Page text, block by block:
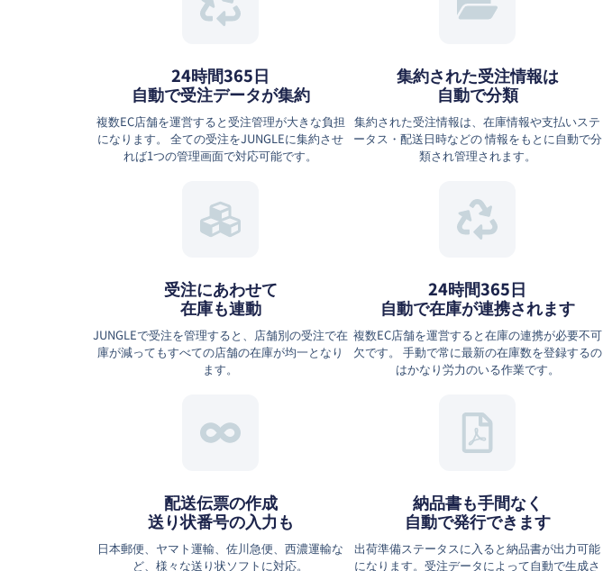
24時間365日
自動で受注データが集約
複数EC店舗を運営すると受注管理が大きな負担
になります。 全ての受注をJUNGLEに集約させ
れば1つの管理画面で対応可能です。
集約された受注情報は
⾃動で分類
集約された受注情報は、在庫情報や⽀払いステ
ータス・配送⽇時などの 情報をもとに⾃動で分
類され管理されます。
受注にあわせて
在庫も連動
JUNGLEで受注を管理すると、店舗別の受注で在
庫が減ってもすべての店舗の在庫が均一となり
ます。
24時間365日
自動で在庫が連携されます
複数EC店舗を運営すると在庫の連携が必要不可
欠です。 手動で常に最新の在庫数を登録するの
はかなり労力のいる作業です。
配送伝票の作成
送り状番号の入力も
日本郵便、ヤマト運輸、佐川急便、西濃運輸な
ど、様々な送り状ソフトに対応。
納品書も手間なく
自動で発行できます
出荷準備ステータスに入ると納品書が出力可能
になります。受注データによって自動で生成さ